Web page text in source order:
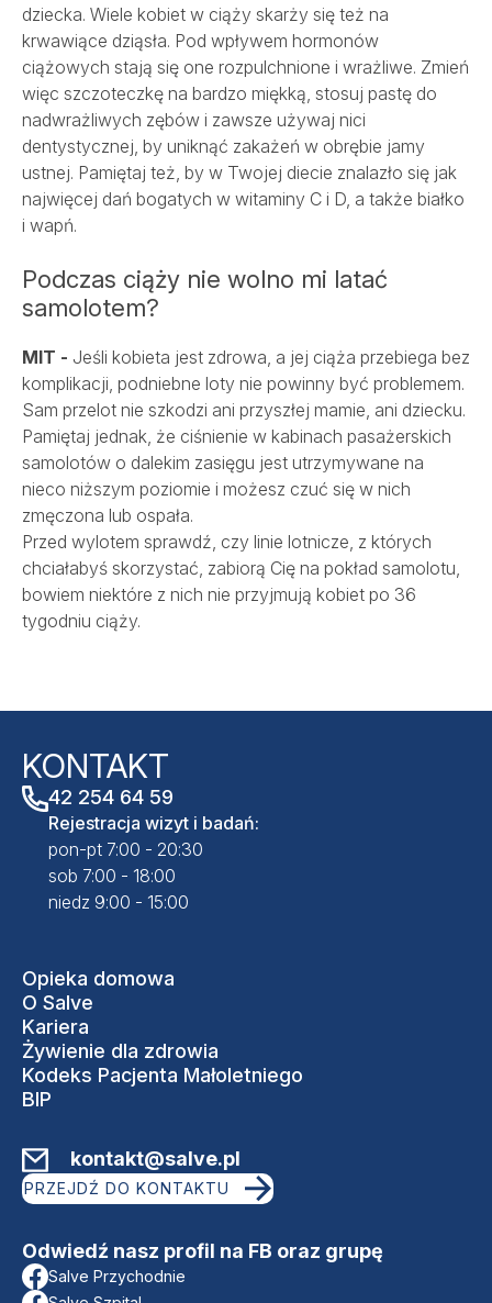
dziecka. Wiele kobiet w ciąży skarży się też na
krwawiące dziąsła. Pod wpływem hormonów
ciążowych stają się one rozpulchnione i wrażliwe. Zmień
więc szczoteczkę na bardzo miękką, stosuj pastę do
nadwrażliwych zębów i zawsze używaj nici
dentystycznej, by uniknąć zakażeń w obrębie jamy
ustnej. Pamiętaj też, by w Twojej diecie znalazło się jak
najwięcej dań bogatych w witaminy C i D, a także białko
i wapń.
Podczas ciąży nie wolno mi latać
samolotem?
MIT - Jeśli kobieta jest zdrowa, a jej ciąża przebiega bez
komplikacji, podniebne loty nie powinny być problemem.
Sam przelot nie szkodzi ani przyszłej mamie, ani dziecku.
Pamiętaj jednak, że ciśnienie w kabinach pasażerskich
samolotów o dalekim zasięgu jest utrzymywane na
nieco niższym poziomie i możesz czuć się w nich
zmęczona lub ospała.
Przed wylotem sprawdź, czy linie lotnicze, z których
chciałabyś skorzystać, zabiorą Cię na pokład samolotu,
bowiem niektóre z nich nie przyjmują kobiet po 36
tygodniu ciąży.
KONTAKT
42 254 64 59
Rejestracja wizyt i badań:
pon-pt 7:00 - 20:30
sob 7:00 - 18:00
niedz 9:00 - 15:00
Opieka domowa
O Salve
Kariera
Żywienie dla zdrowia
Kodeks Pacjenta Małoletniego
BIP
kontakt@salve.pl
PRZEJDŹ DO KONTAKTU
Odwiedź nasz profil na FB oraz grupę
Salve Przychodnie